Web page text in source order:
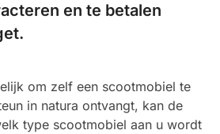
en te betalen
om zelf een scootmobiel te
in natura ontvangt, kan de
type scootmobiel aan u wordt